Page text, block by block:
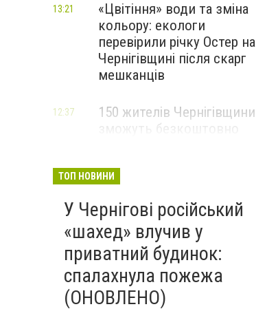
«Цвітіння» води та зміна
кольору: екологи
перевірили річку Остер на
Чернігівщині після скарг
мешканців
13:21
150 жителів Чернігівщини
зможуть безкоштовно
12:37
ТОП НОВИНИ
У Чернігові російський
«шахед» влучив у
приватний будинок:
спалахнула пожежа
(ОНОВЛЕНО)